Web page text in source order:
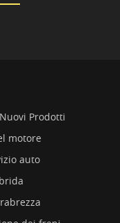
Nuovi Prodotti
motore
auto